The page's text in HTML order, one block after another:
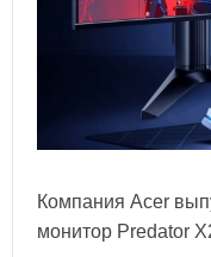
Компания Acer
монитор Predator